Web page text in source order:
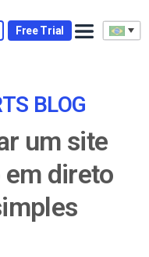
Free Trial
BLOG
um site
direto